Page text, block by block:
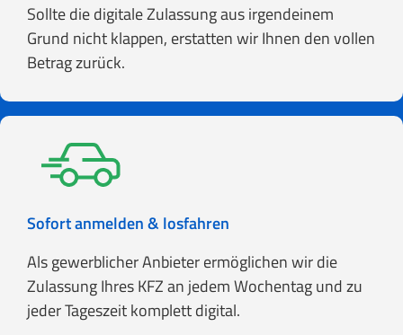
Sollte die digitale Zulassung aus irgendeinem
Grund nicht klappen, erstatten wir Ihnen den vollen
Betrag zurück.
Sofort anmelden & losfahren
Als gewerblicher Anbieter ermöglichen wir die
Zulassung Ihres KFZ an jedem Wochentag und zu
jeder Tageszeit komplett digital.